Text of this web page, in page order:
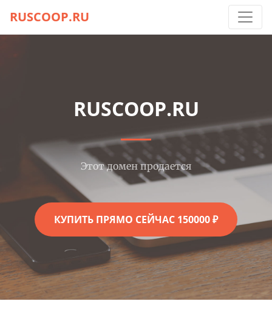
RUSCOOP.RU
RUSCOOP.RU
Этот домен продается
КУПИТЬ ПРЯМО СЕЙЧАС 150000 ₽